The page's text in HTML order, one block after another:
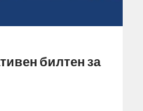
билтен за